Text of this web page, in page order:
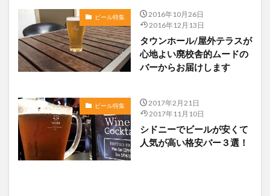
ビール特集
2016年10月26日
2016年12月13日
タウンホール/屋外テラスが
心地よい廃校舎的ムードの
バーからお届けします
ビール特集
2017年2月21日
2017年11月10日
シドニーでビールが安くて
人気が高い格安バー３選！